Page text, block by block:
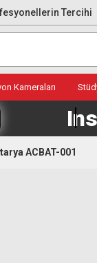
Tercihi
Kameraları
ACBAT-001